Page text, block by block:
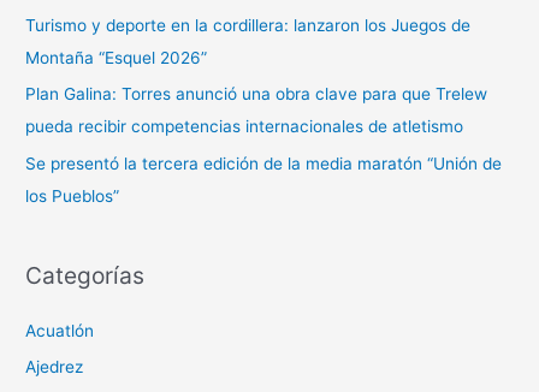
r
:
Turismo y deporte en la cordillera: lanzaron los Juegos de
Montaña “Esquel 2026”
Plan Galina: Torres anunció una obra clave para que Trelew
pueda recibir competencias internacionales de atletismo
Se presentó la tercera edición de la media maratón “Unión de
los Pueblos”
Categorías
Acuatlón
Ajedrez